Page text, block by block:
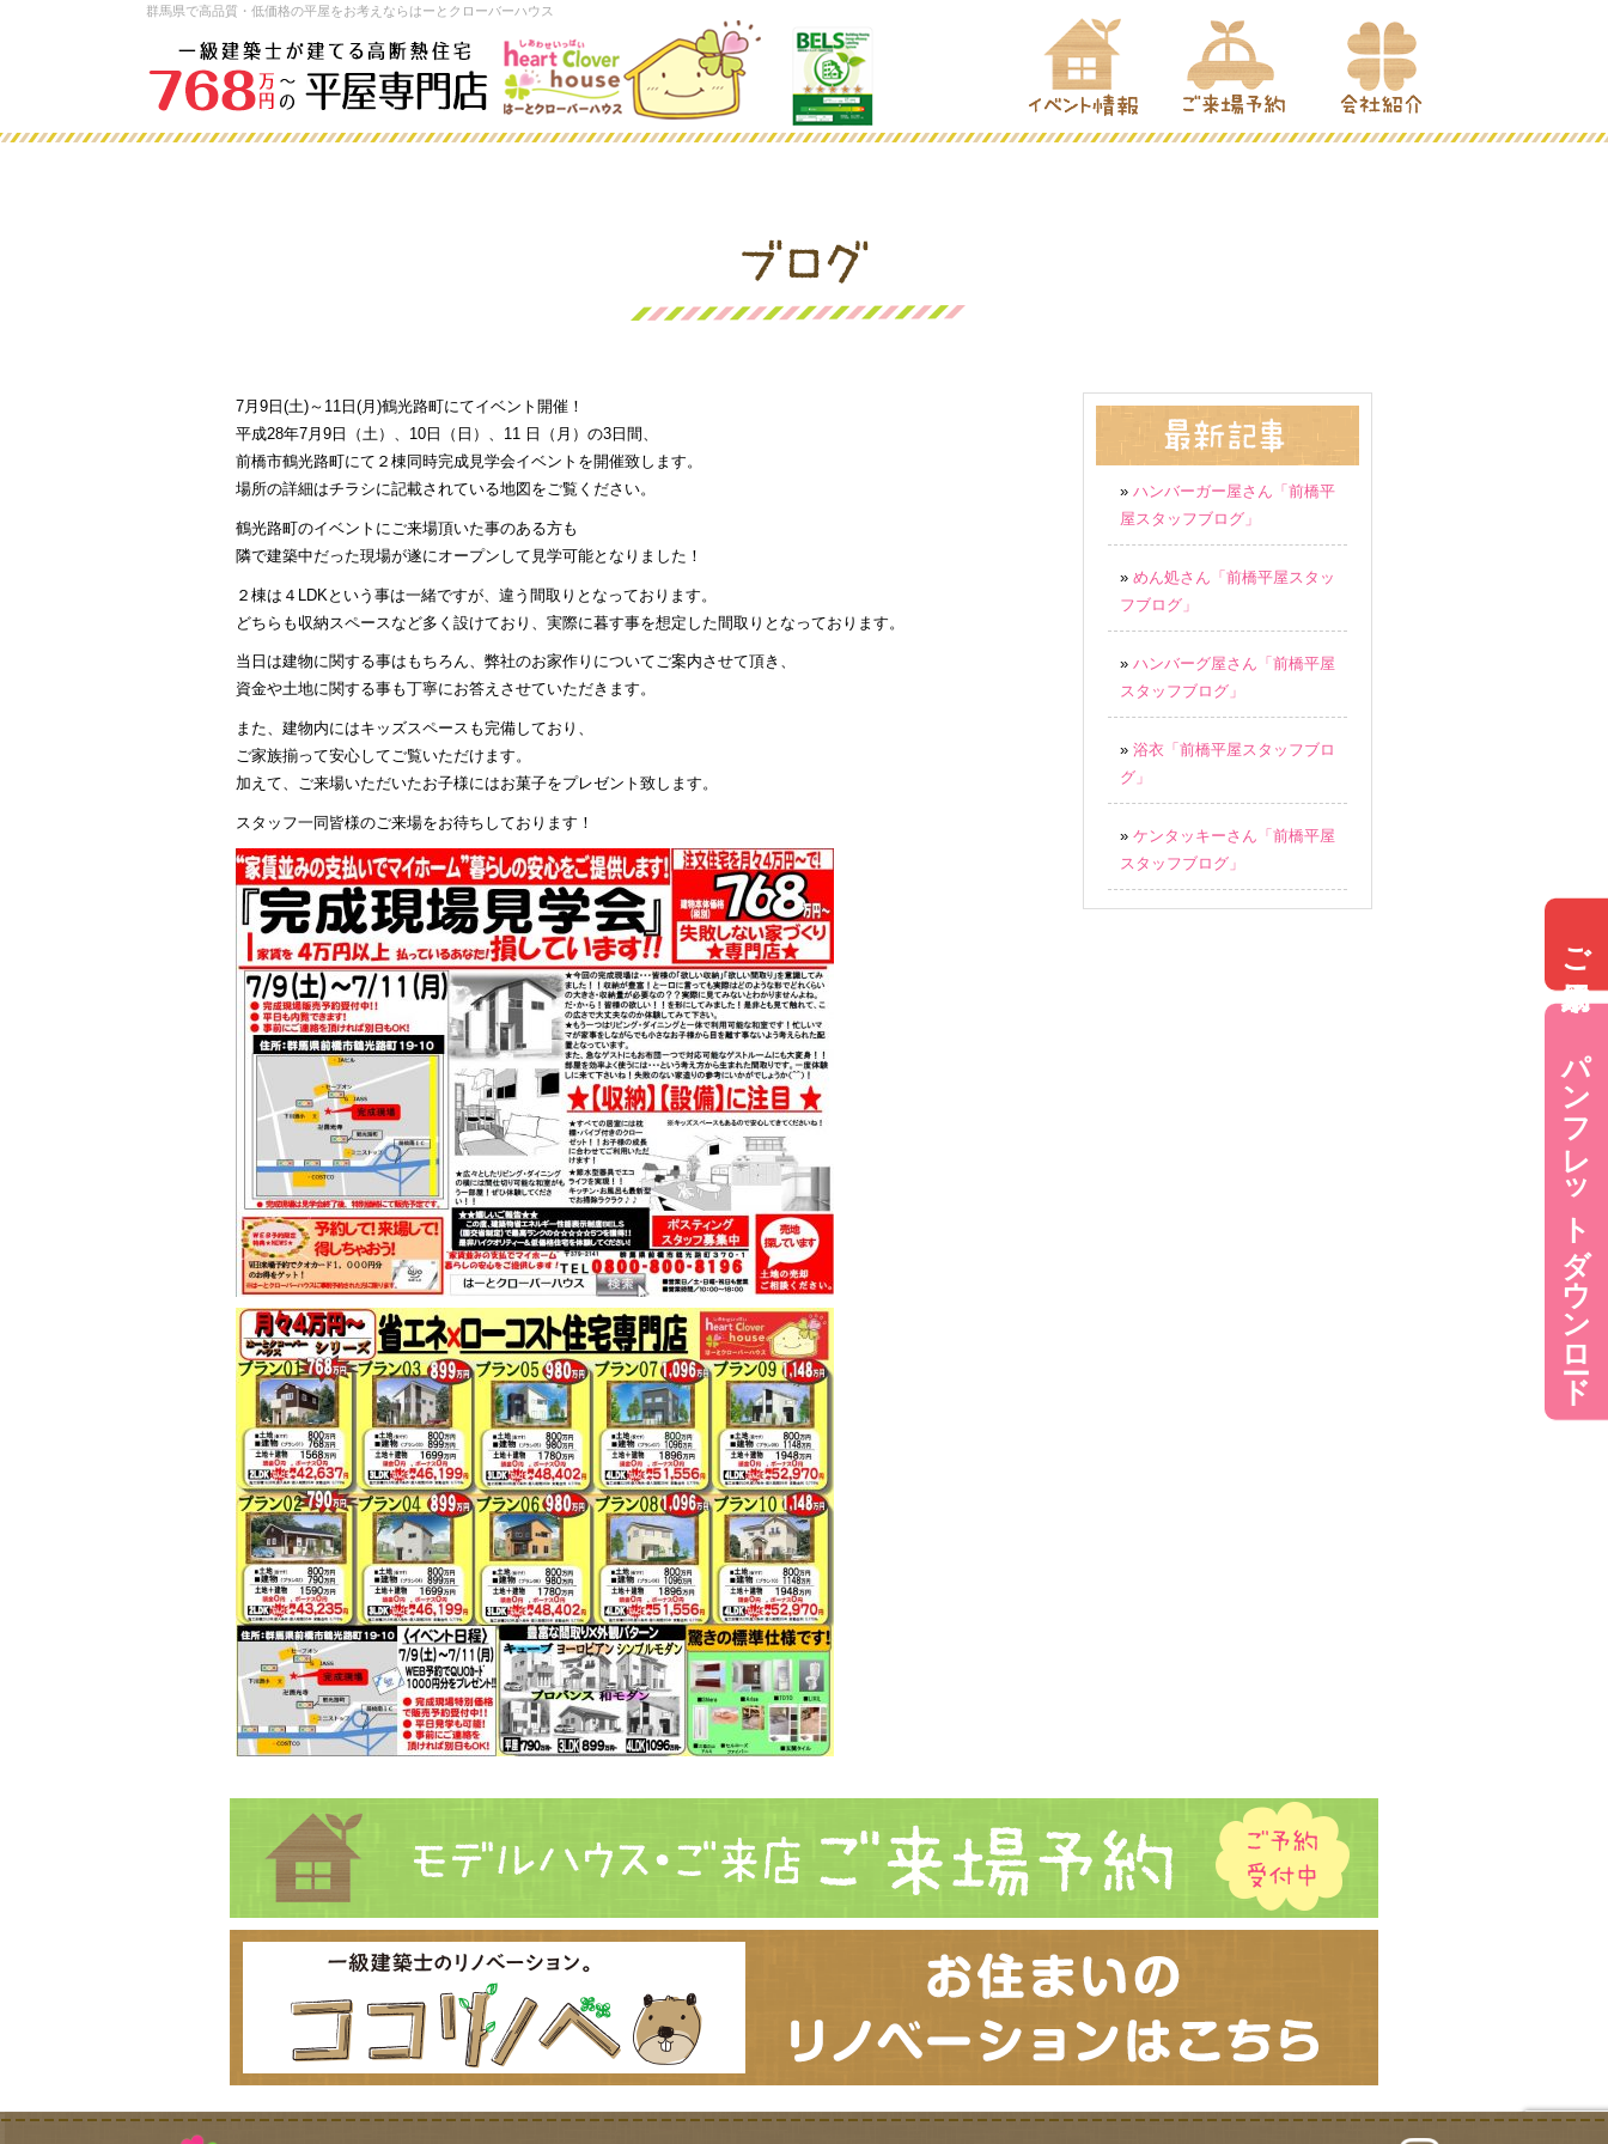
群馬県で高品質・低価格の平屋をお考えならはーとクローバーハウス
7月9日(土)～11日(月)鶴光路町にてイベント開催！
平成28年7月9日（土）、10日（日）、11 日（月）の3日間、
前橋市鶴光路町にて２棟同時完成見学会イベントを開催致します。
場所の詳細はチラシに記載されている地図をご覧ください。
鶴光路町のイベントにご来場頂いた事のある方も
隣で建築中だった現場が遂にオープンして見学可能となりました！
２棟は４LDKという事は一緒ですが、違う間取りとなっております。
どちらも収納スペースなど多く設けており、実際に暮す事を想定した間取りとなっております。
当日は建物に関する事はもちろん、弊社のお家作りについてご案内させて頂き、
資金や土地に関する事も丁寧にお答えさせていただきます。
また、建物内にはキッズスペースも完備しており、
ご家族揃って安心してご覧いただけます。
加えて、ご来場いただいたお子様にはお菓子をプレゼント致します。
スタッフ一同皆様のご来場をお待ちしております！
» ハンバーガー屋さん「前橋平
屋スタッフブログ」
» めん処さん「前橋平屋スタッ
フブログ」
» ハンバーグ屋さん「前橋平屋
スタッフブログ」
» 浴衣「前橋平屋スタッフブロ
グ」
» ケンタッキーさん「前橋平屋
スタッフブログ」
ご来場予約
パンフレットダウンロード